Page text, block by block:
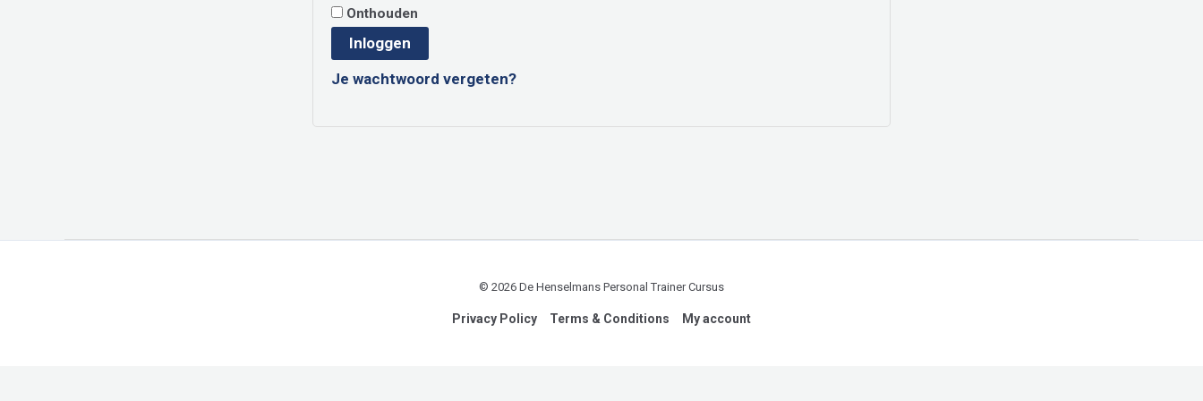
Onthouden
Inloggen
Je wachtwoord vergeten?
© 2026 De Henselmans Personal Trainer Cursus
Privacy Policy Terms & Conditions My account